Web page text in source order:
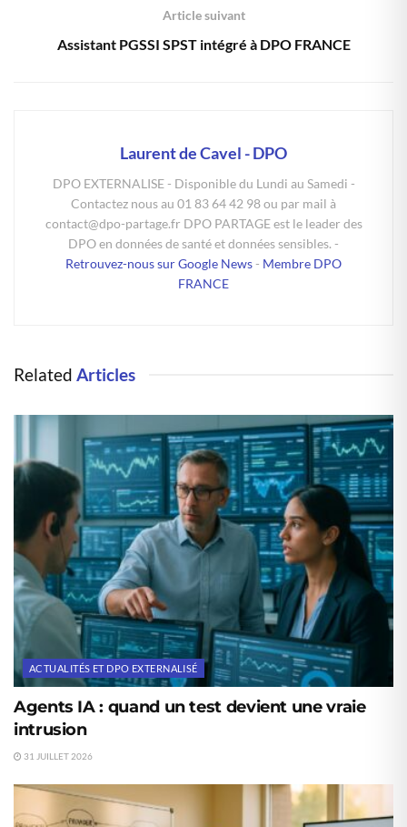
Article suivant
Assistant PGSSI SPST intégré à DPO FRANCE
Laurent de Cavel - DPO
DPO EXTERNALISE - Disponible du Lundi au Samedi -
Contactez nous au 01 83 64 42 98 ou par mail à
contact@dpo-partage.fr DPO PARTAGE est le leader des
DPO en données de santé et données sensibles. -
Retrouvez-nous sur Google News- Membre DPO
FRANCE
Related Articles
ACTUALITÉS ET DPO EXTERNALISÉ
Agents IA : quand un test devient une vraie
intrusion
31 JUILLET 2026